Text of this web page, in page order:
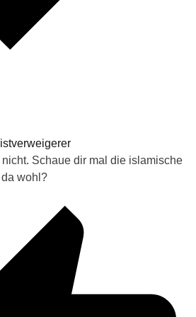
Schaue dir mal die islamische
wohl?